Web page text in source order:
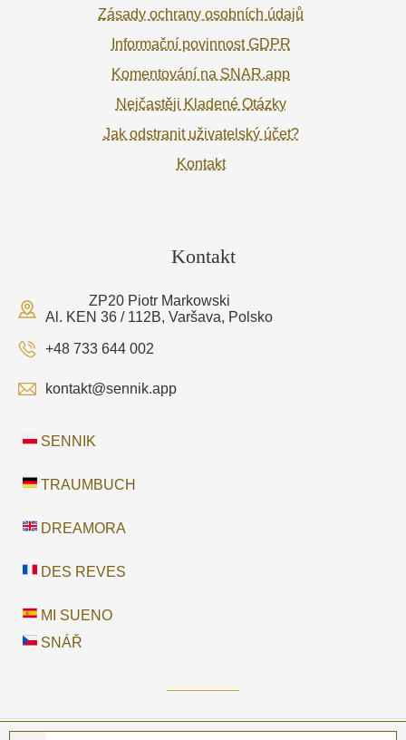
Zásady ochrany osobních údajů
Informační povinnost GDPR
Komentování na SNAR.app
Nejčastěji Kladené Otázky
Jak odstranit uživatelský účet?
Kontakt
Kontakt
ZP20 Piotr Markowski
Al. KEN 36 / 112B, Varšava, Polsko
+48 733 644 002
kontakt@sennik.app
SENNIK
TRAUMBUCH
DREAMORA
DES REVES
MI SUENO
SNÁŘ